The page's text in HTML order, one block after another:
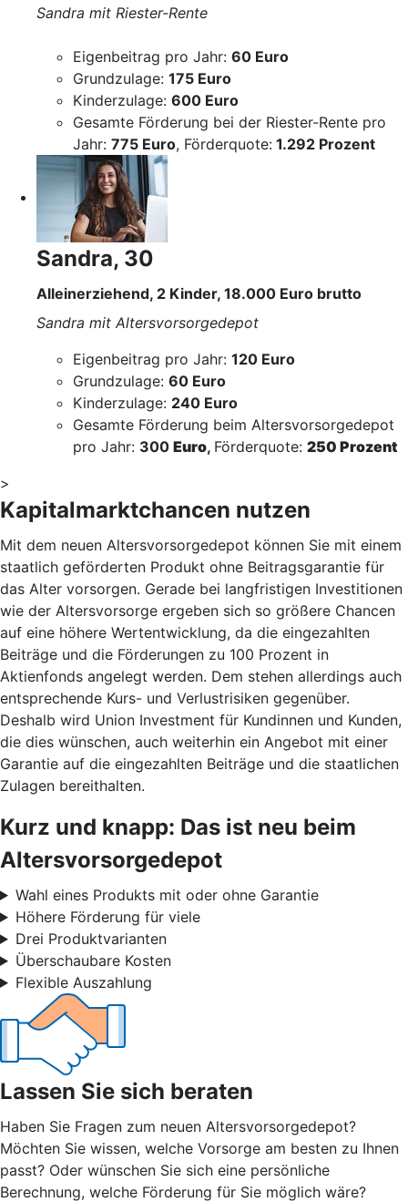
Sandra mit Riester-Rente
Eigenbeitrag pro Jahr: 60 Euro
Grundzulage: 175 Euro
Kinderzulage: 600 Euro
Gesamte Förderung bei der Riester-Rente pro
Jahr: 775 Euro, Förderquote: 1.292 Prozent
Sandra, 30
Alleinerziehend, 2 Kinder, 18.000 Euro brutto
Sandra mit Altersvorsorgedepot
Eigenbeitrag pro Jahr: 120 Euro
Grundzulage: 60 Euro
Kinderzulage: 240 Euro
Gesamte Förderung beim Altersvorsorgedepot
pro Jahr: 300 Euro, Förderquote: 250 Prozent
>
Kapitalmarktchancen nutzen
Mit dem neuen Altersvorsorgedepot können Sie mit einem
staatlich geförderten Produkt ohne Beitragsgarantie für
das Alter vorsorgen. Gerade bei langfristigen Investitionen
wie der Altersvorsorge ergeben sich so größere Chancen
auf eine höhere Wertentwicklung, da die eingezahlten
Beiträge und die Förderungen zu 100 Prozent in
Aktienfonds angelegt werden. Dem stehen allerdings auch
entsprechende Kurs- und Verlustrisiken gegenüber.
Deshalb wird Union Investment für Kundinnen und Kunden,
die dies wünschen, auch weiterhin ein Angebot mit einer
Garantie auf die eingezahlten Beiträge und die staatlichen
Zulagen bereithalten.
Kurz und knapp: Das ist neu beim
Altersvorsorgedepot
Wahl eines Produkts mit oder ohne Garantie
Höhere Förderung für viele
Drei Produktvarianten
Überschaubare Kosten
Flexible Auszahlung
Lassen Sie sich beraten
Haben Sie Fragen zum neuen Altersvorsorgedepot?
Möchten Sie wissen, welche Vorsorge am besten zu Ihnen
passt? Oder wünschen Sie sich eine persönliche
Berechnung, welche Förderung für Sie möglich wäre?